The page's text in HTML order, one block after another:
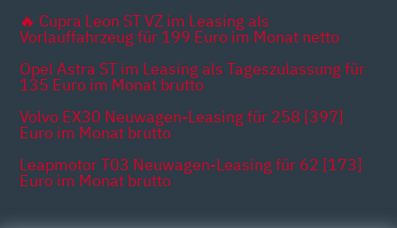
🔥 Cupra Leon ST VZ im Leasing als
Vorlauffahrzeug für 199 Euro im Monat netto
Opel Astra ST im Leasing als Tageszulassung für
135 Euro im Monat brutto
Volvo EX30 Neuwagen-Leasing für 258 [397]
Euro im Monat brutto
Leapmotor T03 Neuwagen-Leasing für 62 [173]
Euro im Monat brutto